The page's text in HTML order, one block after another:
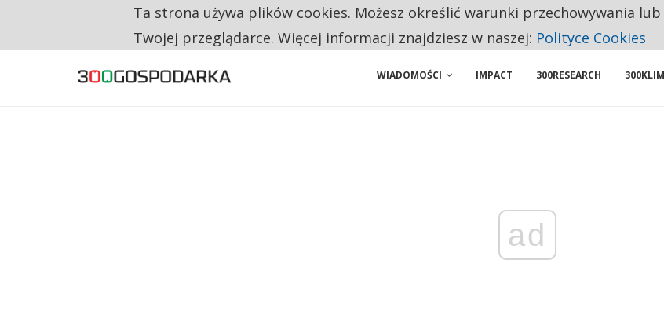
CO TRZECIĄ ZŁOTÓWKĘ Z EMERYTURY SENIORZY PRZEZNACZAJĄ NA PODSTAWOWE ZAKUPY
WIADOMOŚCI IMPACT 300RESEARCH
ad
Ta strona używa plików cookies. Możesz określić warunki przechowywania
Twojej przeglądarce. Więcej informacji znajdziesz w naszej: Polityce Cookies